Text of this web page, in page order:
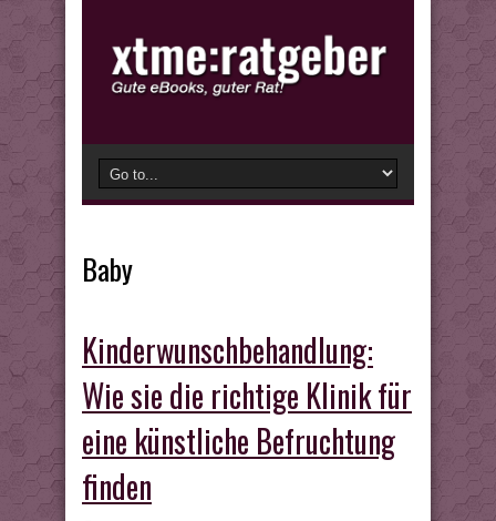
Baby
Kinderwunschbehandlung:
Wie sie die richtige Klinik für
eine künstliche Befruchtung
finden